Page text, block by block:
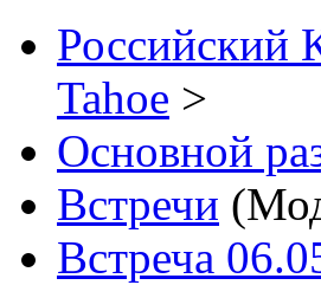
Российский
Tahoe >
Основной
Встречи
Встреча